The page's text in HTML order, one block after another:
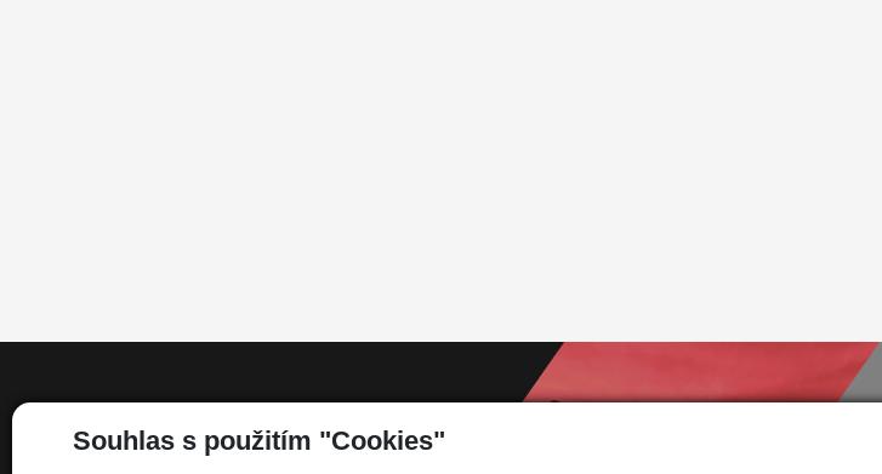
Souhlas s použitím "Cookies"
Informace